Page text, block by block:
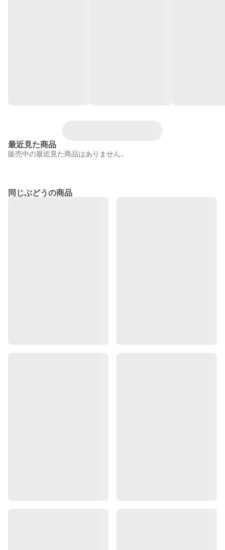
最近見た商品
販売中の最近見た商品はありません。
同じぶどうの商品